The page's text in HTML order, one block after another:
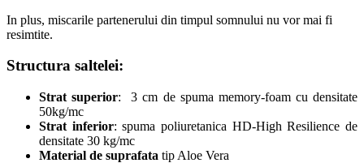
In plus, miscarile partenerului din timpul somnului nu vor mai fi
resimtite.
Structura saltelei:
Strat superior: 3 cm de spuma memory-foam cu densitate
50kg/mc
Strat inferior: spuma poliuretanica HD-High Resilience de
densitate 30 kg/mc
Material de suprafata tip Aloe Vera